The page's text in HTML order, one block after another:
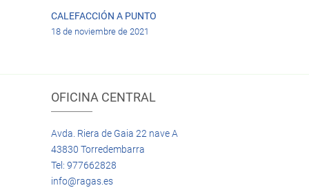
CALEFACCIÓN A PUNTO
18 de noviembre de 2021
OFICINA CENTRAL
Avda. Riera de Gaia 22 nave A
43830 Torredembarra
Tel: 977662828
info@ragas.es